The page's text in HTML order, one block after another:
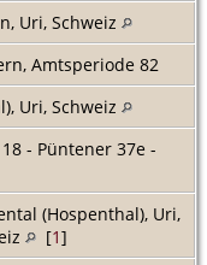
Uri, Schweiz
Amtsperiode 82
Uri, Schweiz
- Püntener 37e -
(Hospenthal), Uri,
[1]